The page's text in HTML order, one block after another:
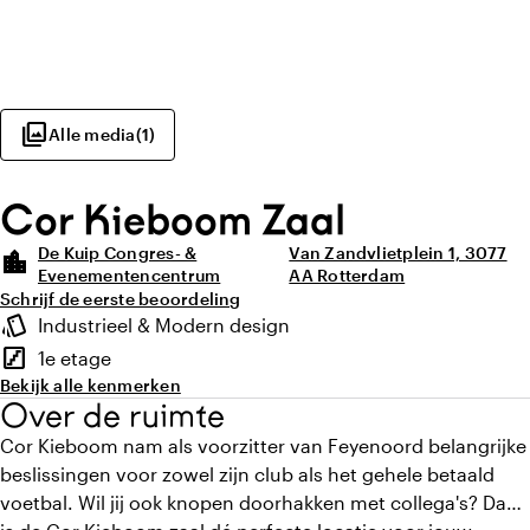
photo_libraryAlle media(1)
Cor Kieboom Zaal
location_city
De Kuip Congres- &
Evenementencentrum
Van Zandvlietplein 1, 3077
AA Rotterdam
Schrijf de eerste beoordeling
Highlights
style
Sfeer en uitstraling
Industrieel & Modern design
stairs
Verdieping
1e etage
Bekijk alle kenmerken
Over de ruimte
Cor Kieboom nam als voorzitter van Feyenoord belangrijke
beslissingen voor zowel zijn club als het gehele betaald
voetbal. Wil jij ook knopen doorhakken met collega's? Dan